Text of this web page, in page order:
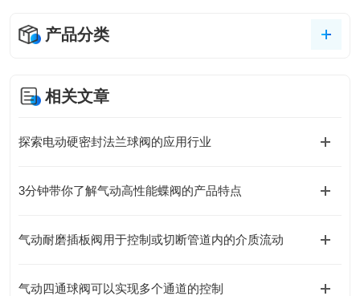
产品分类
相关文章
探索电动硬密封法兰球阀的应用行业
3分钟带你了解气动高性能蝶阀的产品特点
气动耐磨插板阀用于控制或切断管道内的介质流动
气动四通球阀可以实现多个通道的控制